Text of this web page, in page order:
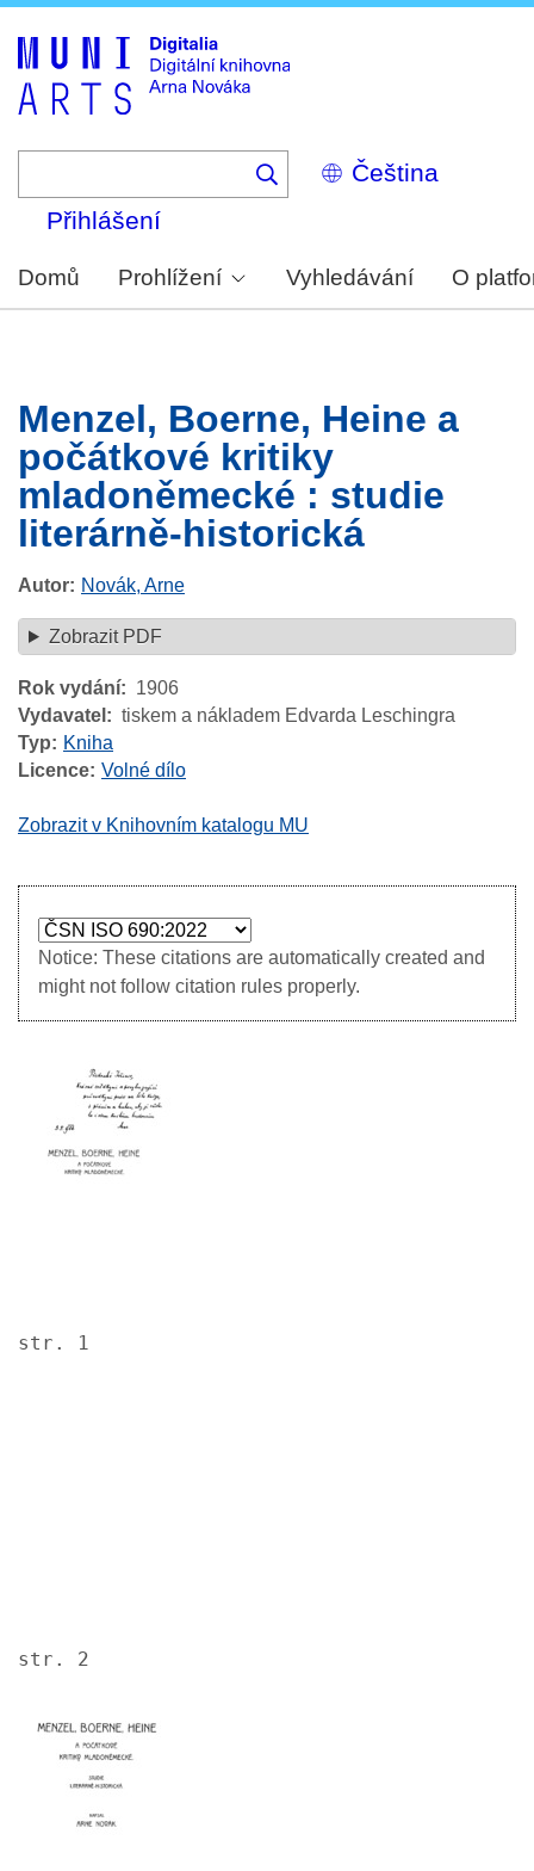
Select
your
Přihlášení
Domů Prohlížení Vyhledávání O
Menzel, Boerne, Heine a
počátkové kritiky
mladoněmecké : studie
literárně-historická
Autor Novák, Arne
Zobrazit PDF
Rok vydání
1906
Vydavatel
tiskem a nákladem Edvarda Leschingra
Typ
Kniha
Licence Volné dílo
Zobrazit v Knihovním katalogu MU
Notice: These citations are automatically created and
might not follow citation rules properly.
str. 1
str. 2